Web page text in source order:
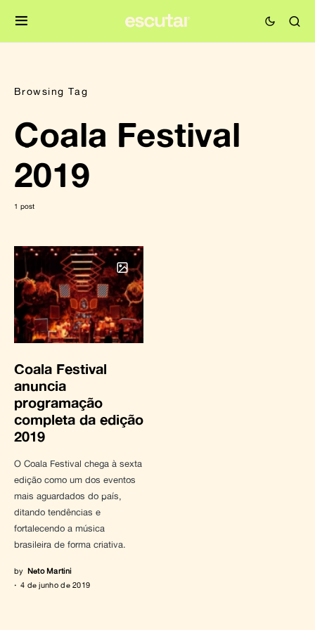
Browsing Tag
Coala Festival
2019
1 post
Coala Festival
anuncia
programação
completa da edição
2019
O Coala Festival chega à sexta
edição como um dos eventos
mais aguardados do país,
ditando tendências e
fortalecendo a música
brasileira de forma criativa.
by Neto Martini
4 de junho de 2019